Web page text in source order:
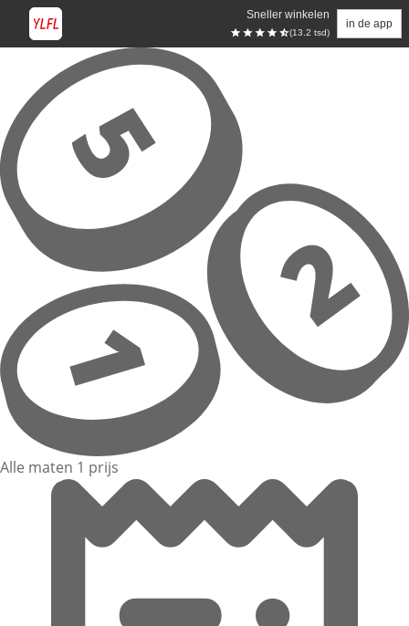
Sneller winkelen
(13.2 tsd)
in de app
Overslaan naar hoofdinhoud
Alle maten 1 prijs